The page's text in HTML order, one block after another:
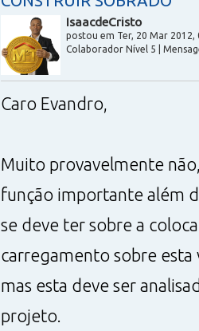
IsaacdeCristo
postou em Ter, 20 Mar 2012,
Colaborador Nível 5 |
Caro Evandro,
Muito provavelmente
função importante além
se deve ter sobre a
carregamento sobre esta
mas esta deve ser
projeto.